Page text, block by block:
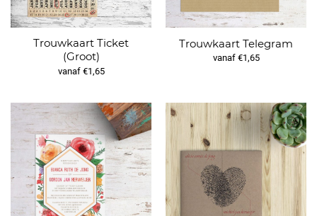
Trouwkaart Ticket
(Groot)
vanaf €1,65
Trouwkaart Telegram
vanaf €1,65